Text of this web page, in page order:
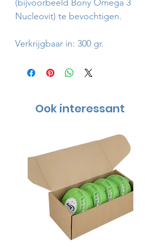
(bijvoorbeeld Bony Omega 3
Nucleovit) te bevochtigen.
Verkrijgbaar in: 300 gr.
Ook interessant